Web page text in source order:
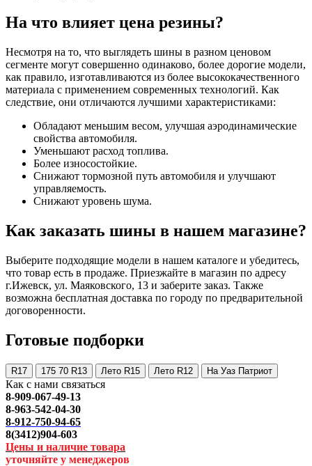
На что влияет цена резины?
Несмотря на то, что выглядеть шины в разном ценовом
сегменте могут совершенно одинаково, более дорогие модели,
как правило, изготавливаются из более высококачественного
материала с применением современных технологий. Как
следствие, они отличаются лучшими характеристиками:
Обладают меньшим весом, улучшая аэродинамические
свойства автомобиля.
Уменьшают расход топлива.
Более износостойкие.
Снижают тормозной путь автомобиля и улучшают
управляемость.
Снижают уровень шума.
Как заказать шины в нашем магазине?
Выберите подходящие модели в нашем каталоге и убедитесь,
что товар есть в продаже. Приезжайте в магазин по адресу
г.Ижевск, ул. Маяковского, 13 и заберите заказ. Также
возможна бесплатная доставка по городу по предварительной
договоренности.
Готовые подборки
R17 175 70 R13 Лето R15 Лето R12 На Уаз Патриот
Как с нами связаться
8-909-067-49-13
8-963-542-04-30
8-912-750-94-65
8(3412)904-603
Цены и наличие товара
уточняйте у менеджеров